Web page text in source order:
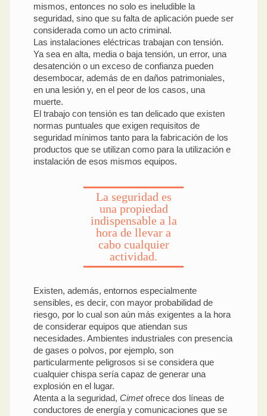
mismos, entonces no solo es ineludible la
seguridad, sino que su falta de aplicación puede ser
considerada como un acto criminal.
Las instalaciones eléctricas trabajan con tensión.
Ya sea en alta, media o baja tensión, un error, una
desatención o un exceso de confianza pueden
desembocar, además de en daños patrimoniales,
en una lesión y, en el peor de los casos, una
muerte.
El trabajo con tensión es tan delicado que existen
normas puntuales que exigen requisitos de
seguridad mínimos tanto para la fabricación de los
productos que se utilizan como para la utilización e
instalación de esos mismos equipos.
La seguridad es
una propiedad
indispensable a la
hora de llevar a
cabo cualquier
actividad.
Existen, además, entornos especialmente
sensibles, es decir, con mayor probabilidad de
riesgo, por lo cual son aún más exigentes a la hora
de considerar equipos que atiendan sus
necesidades. Ambientes industriales con presencia
de gases o polvos, por ejemplo, son
particularmente peligrosos si se considera que
cualquier chispa sería capaz de generar una
explosión en el lugar.
Atenta a la seguridad, Cimetofrece dos líneas de
conductores de energía y comunicaciones que se